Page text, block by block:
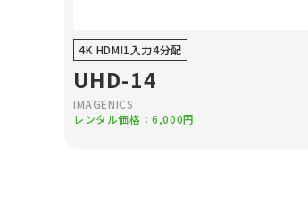
4K HDMI1入力4分配
UHD-14
IMAGENICS
レンタル価格：6,000円